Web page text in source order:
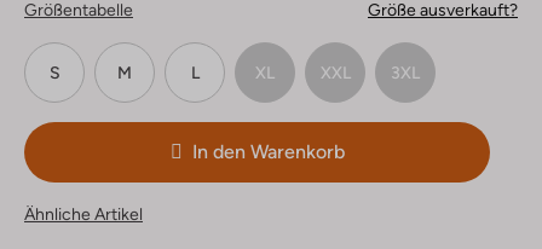
Größentabelle Größe ausverkauft?
S M L XL XXL 3XL
In den Warenkorb
Ähnliche Artikel